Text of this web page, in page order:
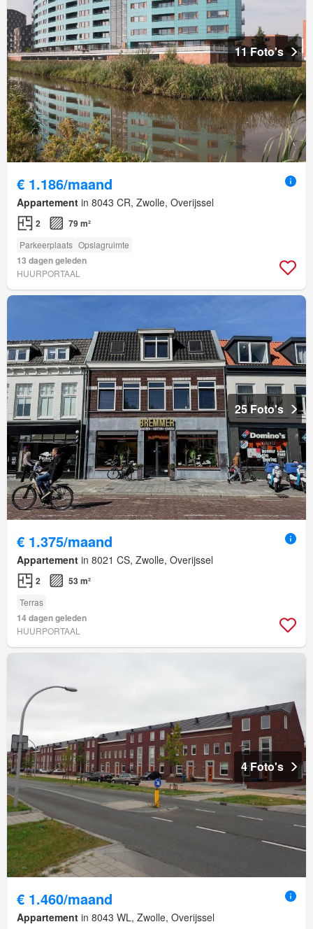
11 Foto's
€ 1.186/maand
Appartement in 8043 CR, Zwolle, Overijssel
2 79 m²
Parkeerplaats Opslagruimte
13 dagen geleden
HUURPORTAAL
25 Foto's
€ 1.375/maand
Appartement in 8021 CS, Zwolle, Overijssel
2 53 m²
Terras
14 dagen geleden
HUURPORTAAL
4 Foto's
€ 1.460/maand
Appartement in 8043 WL, Zwolle, Overijssel